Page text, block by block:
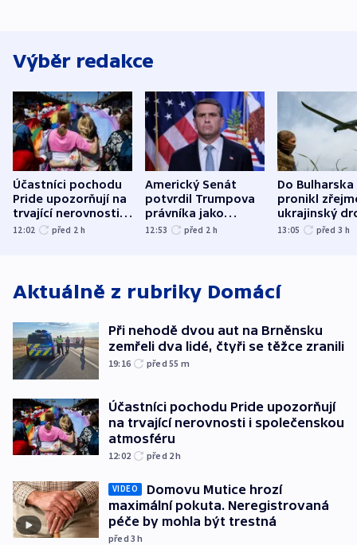
Výběr redakce
Účastníci pochodu
Pride upozorňují na
trvající nerovnosti i
společenskou
12:02 před 2 h
Americký Senát
potvrdil Trumpova
právníka jako
ministra
12:53 před 2 h
Do Bulharska
pronikl
ukrajinský
explodoval
13:05 před 3 h
Aktuálně z rubriky Domácí
Při nehodě dvou aut na Brněnsku
zemřeli dva lidé, čtyři se těžce zranili
19:16 před 55 m
Účastníci pochodu Pride upozorňují
na trvající nerovnosti i společenskou
atmosféru
12:02 před 2h
VIDEO
Domovu Mutice hrozí
maximální pokuta. Neregistrovaná
péče by mohla být trestná
před 3h